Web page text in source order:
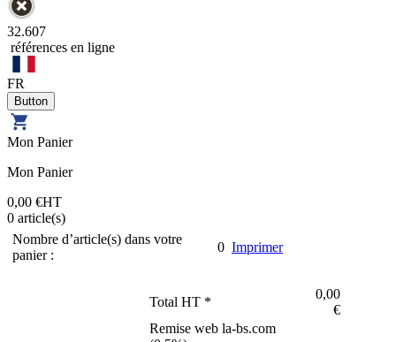
32.607
références en ligne
FR
Mon Panier
Mon Panier
0,00 €HT
0 article(s)
Nombre d’article(s) dans votre
panier :
0 Imprimer
Total HT *
0,00
€
Remise web la-bs.com